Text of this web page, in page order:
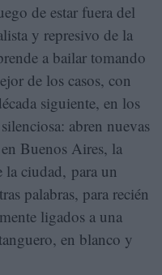
de estar fuera del
y represivo de la
a bailar tomando
de los casos, con
siguiente, en los
abren nuevas
Buenos Aires, la
la ciudad, para un
palabras, para recién
ligados a una
en blanco y